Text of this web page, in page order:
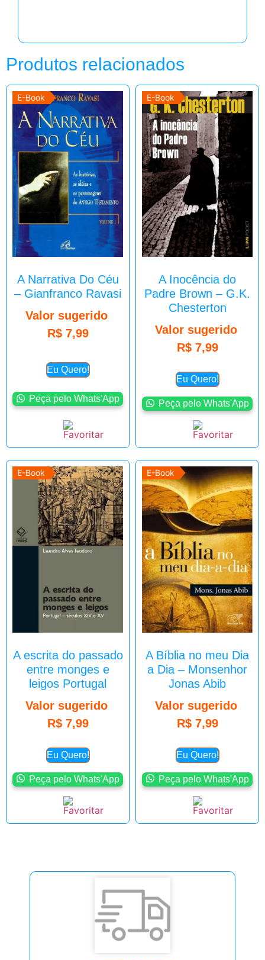
Produtos relacionados
E-Book
A Narrativa Do Céu
– Gianfranco Ravasi
Valor sugerido
R$7,99
Eu Quero!
Peça pelo Whats'App
E-Book
A Inocência do
Padre Brown – G.K.
Chesterton
Valor sugerido
R$7,99
Eu Quero!
Peça pelo Whats'App
E-Book
A escrita do passado
entre monges e
leigos Portugal
Valor sugerido
R$7,99
Eu Quero!
Peça pelo Whats'App
E-Book
A Bíblia no meu Dia
a Dia – Monsenhor
Jonas Abib
Valor sugerido
R$7,99
Eu Quero!
Peça pelo Whats'App